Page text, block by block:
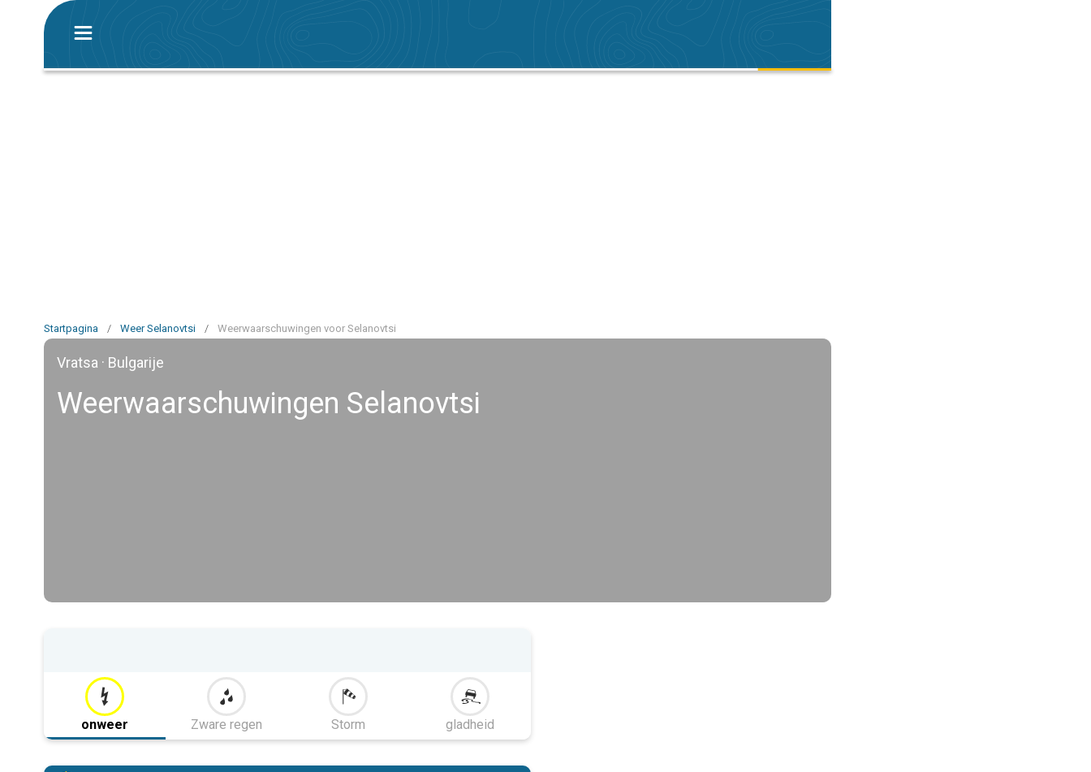
Startpagina / Weer Selanovtsi / Weerwaarschuwingen voor Selanovtsi
Vratsa · Bulgarije
Weerwaarschuwingen Selanovtsi
onweer Zware regen Storm gladheid